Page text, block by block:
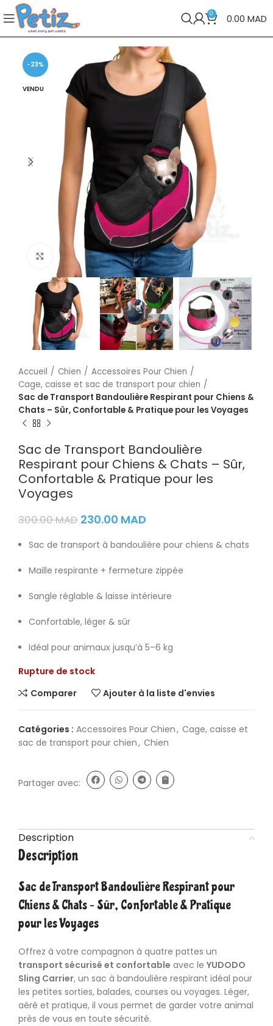
0 0.00 MAD
-23%
VENDU
Cliquez pour agrandir
Accueil Chien
Accessoires Pour Chien
Cage, caisse et sac de transport pour chien
Sac de Transport Bandoulière Respirant pour Chiens &
Chats – Sûr, Confortable & Pratique pour les Voyages
Sac de Transport Bandoulière
Respirant pour Chiens & Chats – Sûr,
Confortable & Pratique pour les
Voyages
300.00MAD 230.00 MAD
Sac de transport à bandoulière pour chiens & chats
Maille respirante + fermeture zippée
Sangle réglable & laisse intérieure
Confortable, léger & sûr
Idéal pour animaux jusqu’à 5–6 kg
Rupture de stock
Comparer
Ajouter à la liste d'envies
Catégories : Accessoires Pour Chien, Cage, caisse et
sac de transport pour chien, Chien
Partager avec:
Description
Description
Sac de Transport Bandoulière Respirant pour
Chiens & Chats – Sûr, Confortable & Pratique
pour les Voyages
Offrez à votre compagnon à quatre pattes un
transport sécurisé et confortable avec le YUDODO
Sling Carrier, un sac à bandoulière respirant idéal pour
les petites sorties, balades, courses ou voyages. Léger,
aéré et pratique, il vous permet de garder votre animal
près de vous en toute sécurité.